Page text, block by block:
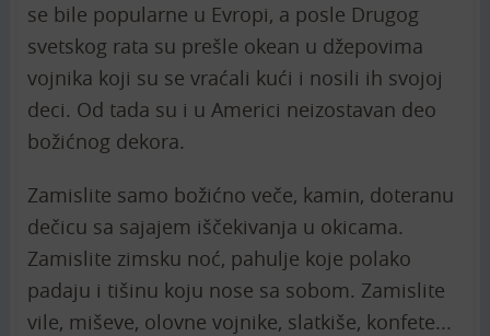
se bile popularne u Evropi, a posle Drugog
svetskog rata su prešle okean u džepovima
vojnika koji su se vraćali kući i nosili ih svojoj
deci. Od tada su i u Americi neizostavan deo
božićnog dekora.
Zamislite samo božićno veče, kamin, doteranu
dečicu sa sajajem iščekivanja u okicama.
Zamislite zimsku noć, pahulje koje polako
padaju i tišinu koju nose sa sobom. Zamislite
vile, miševe, olovne vojnike, slatkiše, konfete...